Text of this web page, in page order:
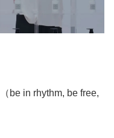
be in rhythm, be free,